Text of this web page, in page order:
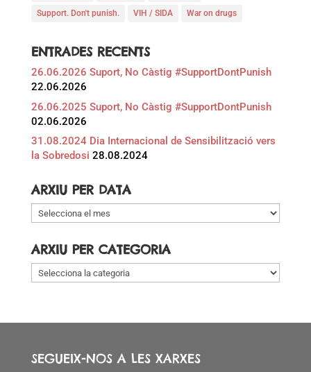
Support. Don't punish. VIH / SIDA War on drugs
ENTRADES RECENTS
26.06.2026 Suport, No Càstig #SupportDontPunish
22.06.2026
26.06.2025 Suport, No Càstig #SupportDontPunish
02.06.2026
31.08.2024 Dia Internacional de Sensibilització vers
la Sobredosi 28.08.2024
ARXIU PER DATA
Arxiu
per
ARXIU PER CATEGORIA
Arxiu
per
SEGUEIX-NOS A LES XARXES